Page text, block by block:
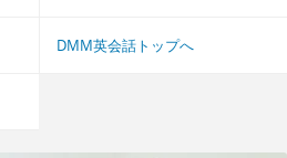
DMM英会話トップへ